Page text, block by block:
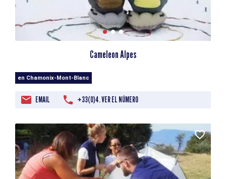
Cameleon Alpes
en Chamonix-Mont-Blanc
EMAIL +33(0)4. VER EL NÚMERO